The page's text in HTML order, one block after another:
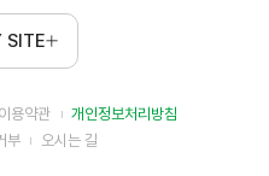
SITE
이용약관
개인정보처리방침
부
오시는 길